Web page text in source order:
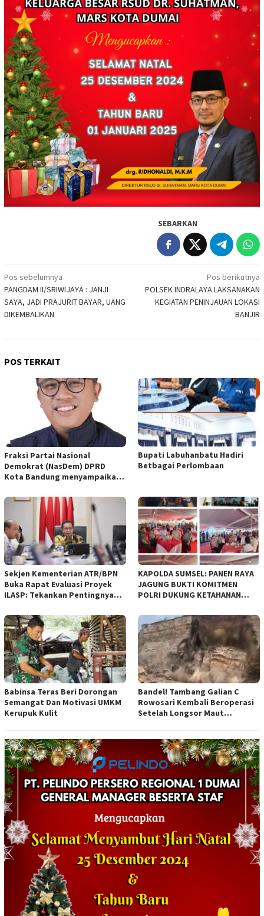
SEBARKAN
Navigasi
pos
Pos sebelumnya
PANGDAM II/SRIWIJAYA : JANJI
SAYA, JADI PRAJURIT BAYAR, UANG
DIKEMBALIKAN
Pos berikutnya
POLSEK INDRALAYA LAKSANAKAN
KEGIATAN PENINJAUAN LOKASI
BANJIR
POS TERKAIT
Fraksi Partai Nasional
Demokrat (NasDem) DPRD
Kota Bandung menyampaikan
empat Rancangan Peraturan
Daerah (Raperda) yang
diajukan Pemerintah Kota
Bandung
Bupati Labuhanbatu Hadiri
Betbagai Perlombaan
Sekjen Kementerian ATR/BPN
Buka Rapat Evaluasi Proyek
ILASP: Tekankan Pentingnya
Anggaran
KAPOLDA SUMSEL: PANEN RAYA
JAGUNG BUKTI KOMITMEN
POLRI DUKUNG KETAHANAN
Babinsa Teras Beri Dorongan
Semangat Dan Motivasi UMKM
Kerupuk Kulit
Bandel! Tambang Galian C
Rowosari Kembali Beroperasi
Setelah Longsor Maut